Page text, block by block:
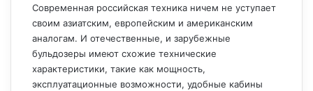
Современная российская техника ничем не уступает
своим азиатским, европейским и американским
аналогам. И отечественные, и зарубежные
бульдозеры имеют схожие технические
характеристики, такие как мощность,
эксплуатационные возможности, удобные кабины